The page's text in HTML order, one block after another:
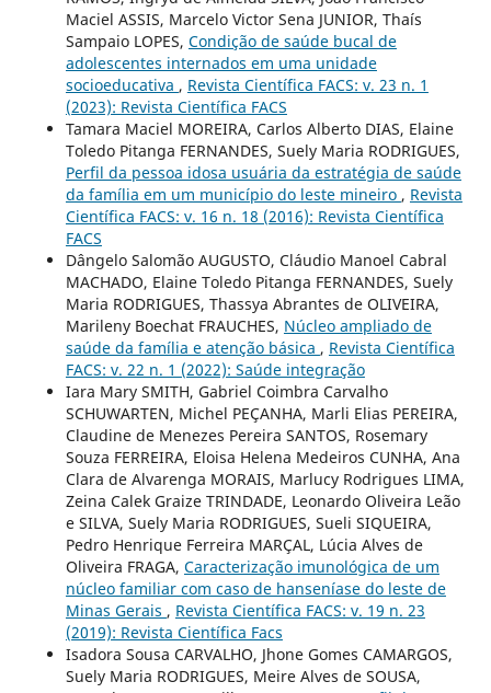
Maciel ASSIS, Marcelo Victor Sena JUNIOR, Thaís
Sampaio LOPES, Condição de saúde bucal de
adolescentes internados em uma unidade
socioeducativa , Revista Científica FACS: v. 23 n. 1
(2023): Revista Científica FACS
Tamara Maciel MOREIRA, Carlos Alberto DIAS, Elaine
Toledo Pitanga FERNANDES, Suely Maria RODRIGUES,
Perfil da pessoa idosa usuária da estratégia de saúde
da família em um município do leste mineiro , Revista
Científica FACS: v. 16 n. 18 (2016): Revista Científica
FACS
Dângelo Salomão AUGUSTO, Cláudio Manoel Cabral
MACHADO, Elaine Toledo Pitanga FERNANDES, Suely
Maria RODRIGUES, Thassya Abrantes de OLIVEIRA,
Marileny Boechat FRAUCHES, Núcleo ampliado de
saúde da família e atenção básica , Revista Científica
FACS: v. 22 n. 1 (2022): Saúde integração
Iara Mary SMITH, Gabriel Coimbra Carvalho
SCHUWARTEN, Michel PEÇANHA, Marli Elias PEREIRA,
Claudine de Menezes Pereira SANTOS, Rosemary
Souza FERREIRA, Eloisa Helena Medeiros CUNHA, Ana
Clara de Alvarenga MORAIS, Marlucy Rodrigues LIMA,
Zeina Calek Graize TRINDADE, Leonardo Oliveira Leão
e SILVA, Suely Maria RODRIGUES, Sueli SIQUEIRA,
Pedro Henrique Ferreira MARÇAL, Lúcia Alves de
Oliveira FRAGA, Caracterização imunológica de um
núcleo familiar com caso de hanseníase do leste de
Minas Gerais , Revista Científica FACS: v. 19 n. 23
(2019): Revista Científica Facs
Isadora Sousa CARVALHO, Jhone Gomes CAMARGOS,
Suely Maria RODRIGUES, Meire Alves de SOUSA,